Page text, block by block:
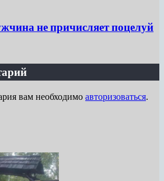
не причисляет поцелуй
вам необходимо авторизоваться.